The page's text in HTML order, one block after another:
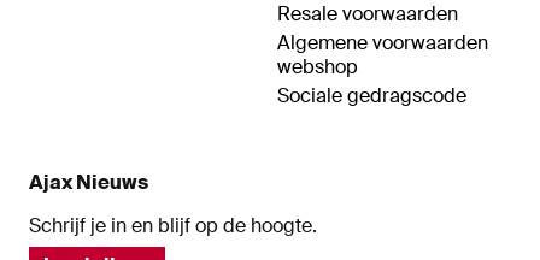
Resale voorwaarden
Algemene voorwaarden
webshop
Sociale gedragscode
Ajax Nieuws
Schrijf je in en blijf op de hoogte.